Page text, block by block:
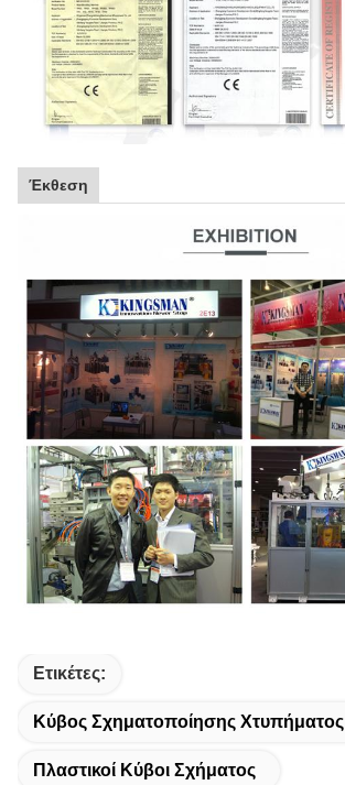
Έκθεση
Ετικέτες:
Κύβος Σχηματοποίησης Χτυπήματος
Πλαστικοί Κύβοι Σχήματος